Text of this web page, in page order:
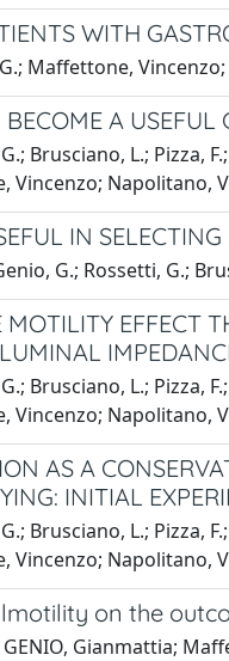
WITH
Maffettone,
A USEFUL
Brusciano, L.; Pizza,
Napolitano,
IN
G.; Rossetti, G.;
MOTILITY
Brusciano, L.; Pizza,
Napolitano,
AS A
INITIAL
Brusciano, L.; Pizza,
Napolitano,
on the
GENIO, Gianmattia;